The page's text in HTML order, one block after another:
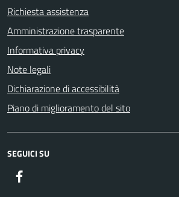
Richiesta assistenza
Amministrazione trasparente
Informativa privacy
Note legali
Dichiarazione di accessibilità
Piano di miglioramento del sito
SEGUICI SU